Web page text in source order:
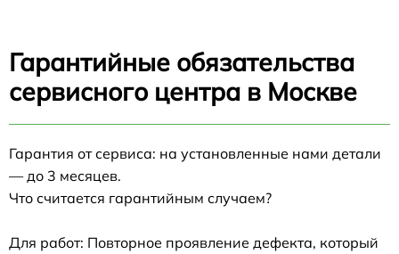
Гарантийные обязательства
сервисного центра в Москве
Гарантия от сервиса: на установленные нами детали
— до 3 месяцев.
Что считается гарантийным случаем?
Для работ: Повторное проявление дефекта, который